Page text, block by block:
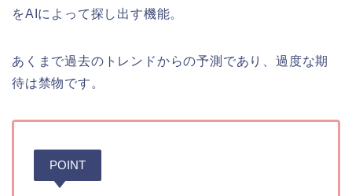
をAIによって探し出す機能。
あくまで過去のトレンドからの予測であり、過度な期
待は禁物です。
POINT